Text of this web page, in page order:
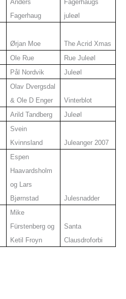
Anders
Fagerhaug
Fagerhaugs
juleøl
Ørjan Moe
The Acrid Xmas
Ole Rue
Rue Juleøl
Pål Nordvik
Juleøl
Olav Dvergsdal
& Ole D Enger
Vinterblot
Arild Tandberg
Juleøl
Svein
Kvinnsland
Juleanger 2007
Espen
Haavardsholm
og Lars
Bjørnstad
Julesnadder
Mike
Fürstenberg og
Ketil Froyn
Santa
Clausdroforbi